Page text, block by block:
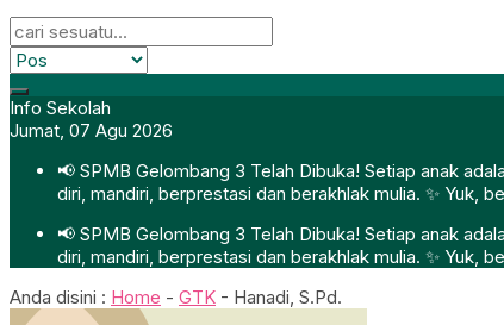
Info Sekolah
Jumat, 07 Agu 2026
📢 SPMB Gelombang 3 Telah Dibuka! Setiap anak
diri, mandiri, berprestasi dan berakhlak mulia. ✨ Yuk,
📢 SPMB Gelombang 3 Telah Dibuka! Setiap anak
diri, mandiri, berprestasi dan berakhlak mulia. ✨ Yuk,
Anda disini : Home - GTK - Hanadi, S.Pd.